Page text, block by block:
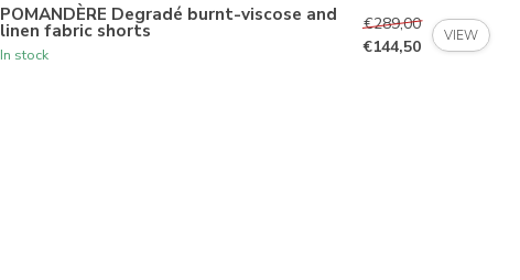
POMANDÈRE Degradé burnt-viscose and
linen fabric shorts
In stock
€289,00
€144,50
VIEW